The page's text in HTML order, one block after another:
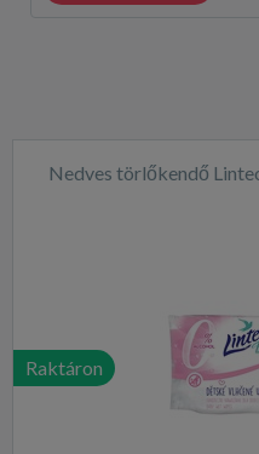
Nedves törlőkendő
Raktáron